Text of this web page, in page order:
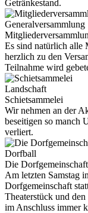
Getränkestand.
Generalversammlung
Es sind natürlich alle
herzlich zu den
Teilnahme wird
Landschaft
Schietsammelei
Wir nehmen an der
beseitigen so manch
verliert.
Dorfball
Die
Am letzten Samstag
Dorfgemeinschaft
Theaterstück und
im Anschluss immer